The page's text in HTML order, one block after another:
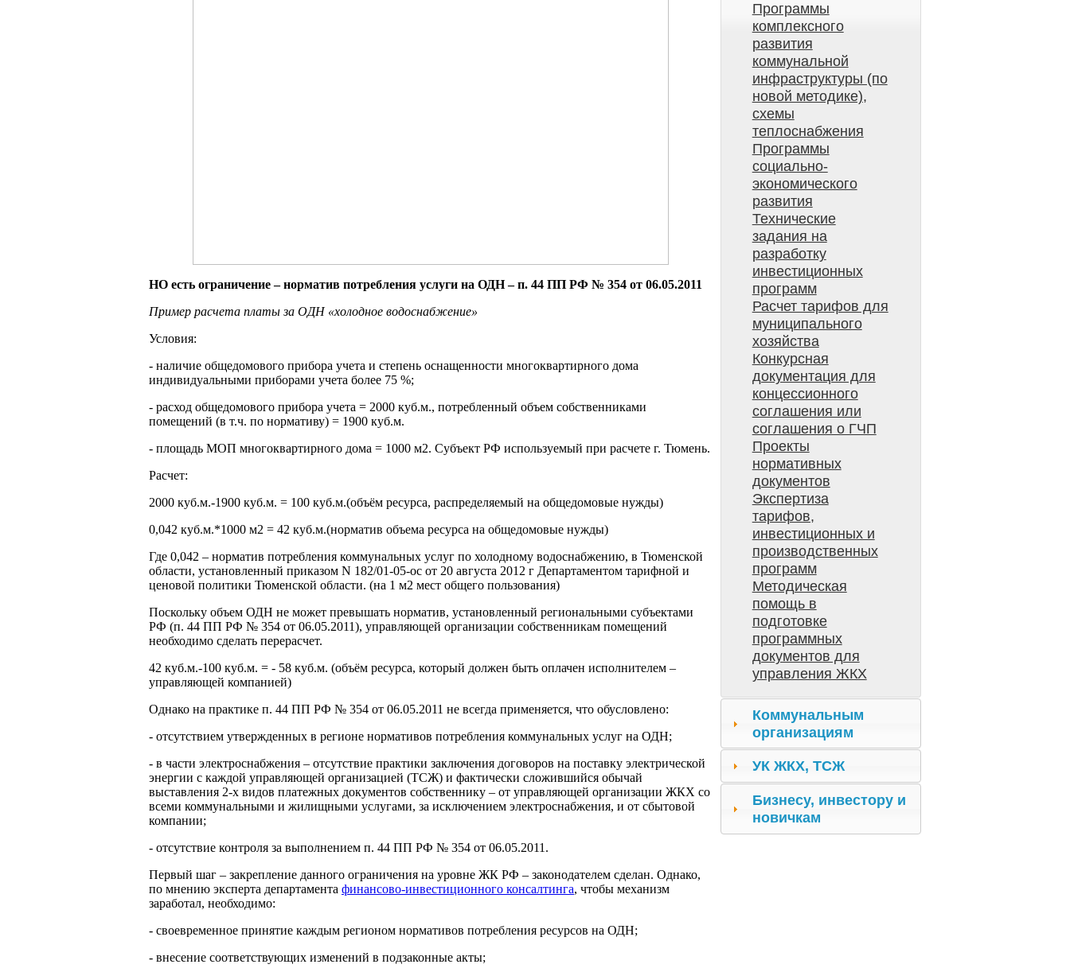
НО есть ограничение – норматив потребления услуги на ОДН – п. 44 ПП РФ № 354 от 06.05.2011
Пример расчета платы за ОДН «холодное водоснабжение»
Условия:
- наличие общедомового прибора учета и степень оснащенности многоквартирного дома
индивидуальными приборами учета более 75 %;
- расход общедомового прибора учета = 2000 куб.м., потребленный объем собственниками
помещений (в т.ч. по нормативу) = 1900 куб.м.
- площадь МОП многоквартирного дома = 1000 м2. Субъект РФ используемый при расчете г. Тюмень.
Расчет:
2000 куб.м.-1900 куб.м. = 100 куб.м.(объём ресурса, распределяемый на общедомовые нужды)
0,042 куб.м.*1000 м2 = 42 куб.м.(норматив объема ресурса на общедомовые нужды)
Где 0,042 – норматив потребления коммунальных услуг по холодному водоснабжению, в Тюменской
области, установленный приказом N 182/01-05-ос от 20 августа 2012 г Департаментом тарифной и
ценовой политики Тюменской области. (на 1 м2 мест общего пользования)
Поскольку объем ОДН не может превышать норматив, установленный региональными субъектами
РФ (п. 44 ПП РФ № 354 от 06.05.2011), управляющей организации собственникам помещений
необходимо сделать перерасчет.
42 куб.м.-100 куб.м. = - 58 куб.м. (объём ресурса, который должен быть оплачен исполнителем –
управляющей компанией)
Однако на практике п. 44 ПП РФ № 354 от 06.05.2011 не всегда применяется, что обусловлено:
- отсутствием утвержденных в регионе нормативов потребления коммунальных услуг на ОДН;
- в части электроснабжения – отсутствие практики заключения договоров на поставку электрической
энергии с каждой управляющей организацией (ТСЖ) и фактически сложившийся обычай
выставления 2-х видов платежных документов собственнику – от управляющей организации ЖКХ со
всеми коммунальными и жилищными услугами, за исключением электроснабжения, и от сбытовой
компании;
- отсутствие контроля за выполнением п. 44 ПП РФ № 354 от 06.05.2011.
Первый шаг – закрепление данного ограничения на уровне ЖК РФ – законодателем сделан. Однако,
по мнению эксперта департамента финансово-инвестиционного консалтинга, чтобы механизм
заработал, необходимо:
- своевременное принятие каждым регионом нормативов потребления ресурсов на ОДН;
- внесение соответствующих изменений в подзаконные акты;
Программы
комплексного
развития
коммунальной
инфраструктуры (по
новой методике),
схемы
теплоснабжения
Программы
социально-
экономического
развития
Технические
задания на
разработку
инвестиционных
программ
Расчет тарифов для
муниципального
хозяйства
Конкурсная
документация для
концессионного
соглашения или
соглашения о ГЧП
Проекты
нормативных
документов
Экспертиза
тарифов,
инвестиционных и
производственных
программ
Методическая
помощь в
подготовке
программных
документов для
управления ЖКХ
Коммунальным
организациям
УК ЖКХ, ТСЖ
Бизнесу, инвестору и
новичкам